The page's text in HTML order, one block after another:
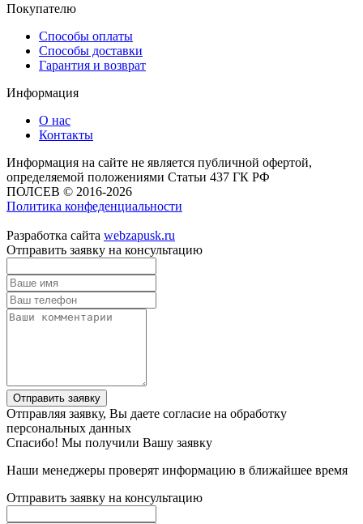
Покупателю
Способы оплаты
Способы доставки
Гарантия и возврат
Информация
О нас
Контакты
Информация на сайте не является публичной офертой,
определяемой положениями Статьи 437 ГК РФ
ПОЛСЕВ © 2016-2026
Политика конфеденциальности
Разработка сайта webzapusk.ru
Отправить заявку на консультацию
Отправить заявку
Отправляя заявку, Вы даете согласие на обработку
персональных данных
Спасибо! Мы получили Вашу заявку
Наши менеджеры проверят информацию в ближайшее время
Отправить заявку на консультацию